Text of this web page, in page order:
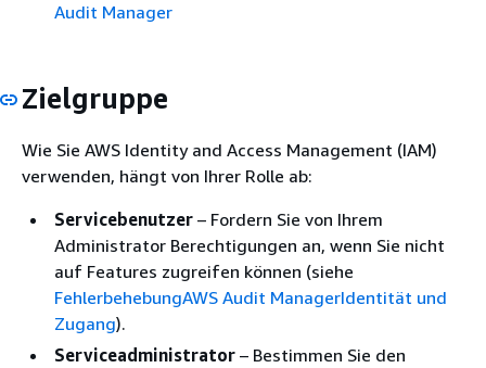
Audit Manager
Zielgruppe
Wie Sie AWS Identity and Access Management (IAM)
verwenden, hängt von Ihrer Rolle ab:
Servicebenutzer – Fordern Sie von Ihrem
Administrator Berechtigungen an, wenn Sie nicht
auf Features zugreifen können (siehe
FehlerbehebungAWS Audit ManagerIdentität und
Zugang).
Serviceadministrator – Bestimmen Sie den